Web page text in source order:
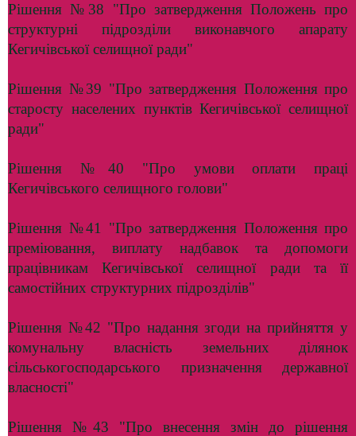
Рішення №38 "Про затвердження Положень про
структурні підрозділи виконавчого апарату
Кегичівської селищної ради"
Рішення №39 "Про затвердження Положення про
старосту населених пунктів Кегичівської селищної
ради"
Рішення №40 "Про умови оплати праці
Кегичівського селищного голови"
Рішення №41 "Про затвердження Положення про
преміювання, виплату надбавок та допомоги
працівникам Кегичівської селищної ради та її
самостійних структурних підрозділів"
Рішення №42 "Про надання згоди на прийняття у
комунальну власність земельних ділянок
сільськогосподарського призначення державної
власності"
Рішення №43 "Про внесення змін до рішення